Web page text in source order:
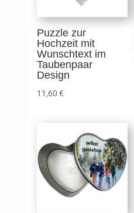
Puzzle zur
Hochzeit mit
Wunschtext im
Taubenpaar
Design
11,60 €